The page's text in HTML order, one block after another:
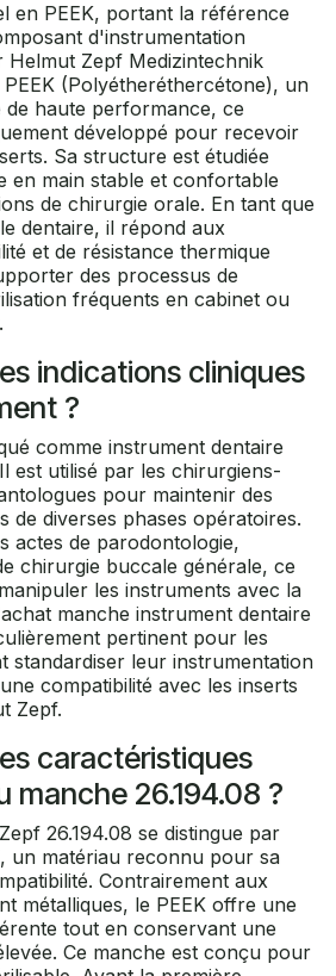
en PEEK, portant la référence
d'instrumentation
Helmut Zepf Medizintechnik
(Polyétheréthercétone), un
haute performance, ce
développé pour recevoir
Sa structure est étudiée
en main stable et confortable
de chirurgie orale. En tant que
dentaire, il répond aux
et de résistance thermique
des processus de
fréquents en cabinet ou
indications cliniques
?
comme instrument dentaire
est utilisé par les chirurgiens-
pour maintenir des
de diverses phases opératoires.
actes de parodontologie,
chirurgie buccale générale, ce
les instruments avec la
manche instrument dentaire
pertinent pour les
standardiser leur instrumentation
compatibilité avec les inserts
Zepf.
caractéristiques
manche 26.194.08 ?
26.194.08 se distingue par
un matériau reconnu pour sa
Contrairement aux
métalliques, le PEEK offre une
tout en conservant une
Ce manche est conçu pour